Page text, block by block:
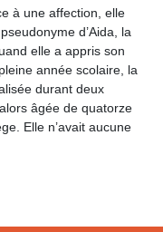
à une affection, elle
d’Aida, la
elle a appris son
année scolaire, la
durant deux
âgée de quatorze
Elle n’avait aucune